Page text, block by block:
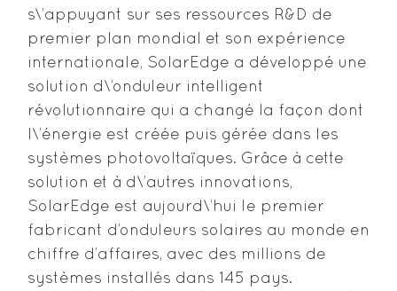
s\’appuyant sur ses ressources R&D de
premier plan mondial et son expérience
internationale, SolarEdge a développé une
solution d\’onduleur intelligent
révolutionnaire qui a changé la façon dont
l\’énergie est créée puis gérée dans les
systèmes photovoltaïques. Grâce à cette
solution et à d\’autres innovations,
SolarEdge est aujourd\’hui le premier
fabricant d’onduleurs solaires au monde en
chiffre d’affaires, avec des millions de
systèmes installés dans 145 pays.